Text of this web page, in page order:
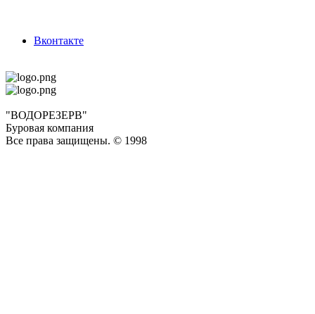
Вконтакте
"ВОДОРЕЗЕРВ"
Буровая компания
Все права защищены. © 1998